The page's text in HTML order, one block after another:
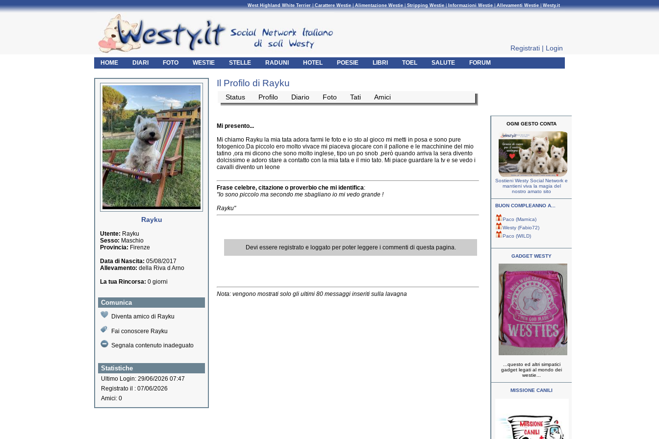
West Highland White Terrier|Carattere Westie|Alimentazione Westie|Stripping Westie| Informazioni Westie|Allevamenti Westie|Westy.it
Registrati | Login
HOME DIARI FOTO WESTIE STELLE RADUNI HOTEL POESIE LIBRI TOEL SALUTE FORUM
Rayku
Utente: Rayku
Sesso: Maschio
Provincia: Firenze
Data di Nascita: 05/08/2017
Allevamento: della Riva d Arno
La tua Rincorsa: 0 giorni
Comunica
Diventa amico di Rayku
Fai conoscere Rayku
Segnala contenuto inadeguato
Statistiche
Ultimo Login: 29/06/2026 07:47
Registrato il : 07/06/2026
Amici: 0
Il Profilo di Rayku
Status Profilo Diario Foto Tati Amici
Mi presento...
Mi chiamo Rayku la mia tata adora farmi le foto e io sto al gioco mi metti in posa e sono pure
fotogenico.Da piccolo ero molto vivace mi piaceva giocare con il pallone e le macchinine del mio
tatino ,ora mi dicono che sono molto inglese, tipo un po snob ,però quando arriva la sera divento
dolcissimo e adoro stare a contatto con la mia tata e il mio tato. Mi piace guardare la tv e se vedo i
cavalli divento un leone
Frase celebre, citazione o proverbio che mi identifica:
"Io sono piccolo ma secondo me sbagliano io mi vedo grande !
Rayku"
Devi essere registrato e loggato per poter leggere i commenti di questa pagina.
Nota: vengono mostrati solo gli ultimi 80 messaggi inseriti sulla lavagna
OGNI GESTO CONTA
Sostieni Westy Social Network e
mantieni viva la magia del
nostro amato sito
BUON COMPLEANNO A...
Paco (Marnica)
Westy (Fabio72)
Paco (WILD)
GADGET WESTY
...questo ed altri simpatici
gadget legati al mondo dei
westie...
MISSIONE CANILI